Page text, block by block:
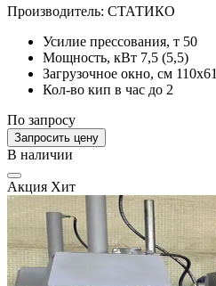
Производитель: СТАТИКО
Усилие прессования, т 50
Мощность, кВт 7,5 (5,5)
Загрузочное окно, см 110х61
Кол-во кип в час до 2
По запросу
Запросить цену
В наличии
Акция Хит